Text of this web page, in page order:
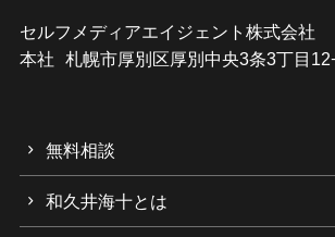
セルフメディアエイジェント株式会社
本社 札幌市厚別区厚別中央3条3丁目
無料相談
和久井海十とは